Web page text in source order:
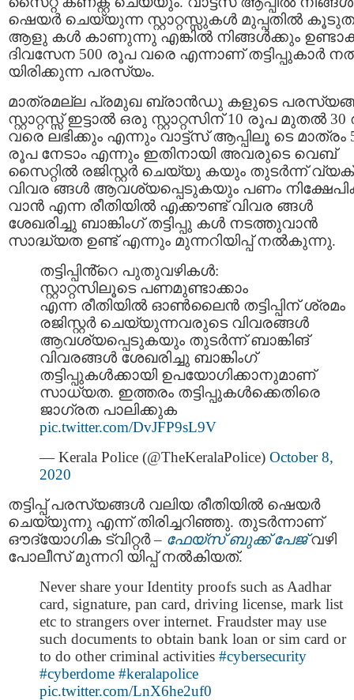
ഷെയര്‍ ചെയ്യുന്ന സ്റ്റാറ്റസ്സുകള്‍ മുപ്പതില്‍
ആളു കള്‍ കാണുന്നു എങ്കില്‍ നിങ്ങള്‍ക്കും
ദിവസേന 500 രൂപ വരെ എന്നാണ് തട്ടിപ്പുകാര്‍
യിരിക്കുന്ന പരസ്യം.
മാത്രമല്ല പ്രമുഖ ബ്രാന്‍ഡു കളുടെ
സ്റ്റാറ്റസ്സ് ഇട്ടാല്‍ ഒരു സ്റ്റാറ്റസിന് 10 രൂപ മുതല്‍
വരെ ലഭിക്കും എന്നും വാട്ട്സ് ആപ്പിലൂ ടെ മാത്രം
രൂപ നേടാം എന്നും ഇതിനായി അവരുടെ വെബ്
സൈറ്റില്‍ രജിസ്റ്റര്‍ ചെയ്യു കയും തുടര്‍ന്ന്
വിവര ങ്ങള്‍ ആവശ്യപ്പെടുകയും പണം
വാന്‍ എന്ന രീതിയില്‍ എക്കൗണ്ട് വിവര ങ്ങള്‍
ശേഖരിച്ചു ബാങ്കിംഗ് തട്ടിപ്പു കള്‍ നടത്തുവാന്‍
സാദ്ധ്യത ഉണ്ട് എന്നും മുന്നറിയിപ്പ് നല്‍കുന്നു.
തട്ടിപ്പിൻ്റെ പുതുവഴികൾ:
സ്റ്റാറ്റസിലൂടെ പണമുണ്ടാക്കാം
എന്ന രീതിയിൽ ഓൺലൈൻ തട്ടിപ്പിന് ശ്രമം
രജിസ്റ്റര്‍ ചെയ്യുന്നവരുടെ വിവരങ്ങൾ
ആവശ്യപ്പെടുകയും തുടർന്ന് ബാങ്കിങ്
വിവരങ്ങൾ ശേഖരിച്ചു ബാങ്കിംഗ്
തട്ടിപ്പുകൾക്കായി ഉപയോഗിക്കാനുമാണ്
സാധ്യത. ഇത്തരം തട്ടിപ്പുകൾക്കെതിരെ
ജാഗ്രത പാലിക്കുക
pic.twitter.com/DvJFP9sL9V
— Kerala Police (@TheKeralaPolice) October 8,
2020
തട്ടിപ്പ് പരസ്യങ്ങള്‍ വലിയ രീതിയില്‍ ഷെയര്‍
ചെയ്യുന്നു എന്ന് തിരിച്ചറിഞ്ഞു. തുടര്‍ന്നാണ്
ഔദ്യോഗിക ട്വിറ്റര്‍ – ഫേയ്സ് ബുക്ക് പേജ് വഴി
പോലീസ് മുന്നറി യിപ്പ് നല്‍കിയത്.
Never share your Identity proofs such as Aadhar
card, signature, pan card, driving license, mark list
etc to strangers over internet. Fraudster may use
such documents to obtain bank loan or sim card or
to do other criminal activities #cybersecurity
#cyberdome #keralapolice
pic.twitter.com/LnX6he2uf0